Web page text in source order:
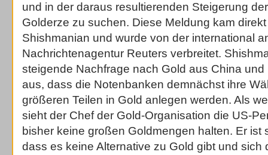
und in der daraus resultierenden Steigerung
Golderze zu suchen. Diese Meldung kam
Shishmanian und wurde von der international
Nachrichtenagentur Reuters verbreitet.
steigende Nachfrage nach Gold aus China
aus, dass die Notenbanken demnächst ihre
größeren Teilen in Gold anlegen werden. Als
sieht der Chef der Gold-Organisation die US-
bisher keine großen Goldmengen halten. Er ist
dass es keine Alternative zu Gold gibt und sich